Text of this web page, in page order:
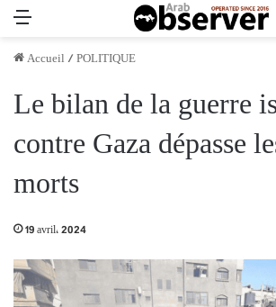
Accueil /POLITIQUE
Le bilan de la guerre
contre Gaza dépasse
morts
19 avril، 2024